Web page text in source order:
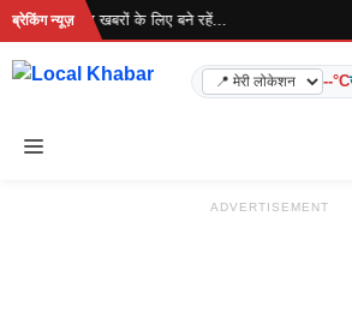
Skip
content
ब्रेकिंग न्यूज़
रहा है... ताज़ा खबरों के लिए बने रहें...
--°C
Menu
ADVERTISEMENT